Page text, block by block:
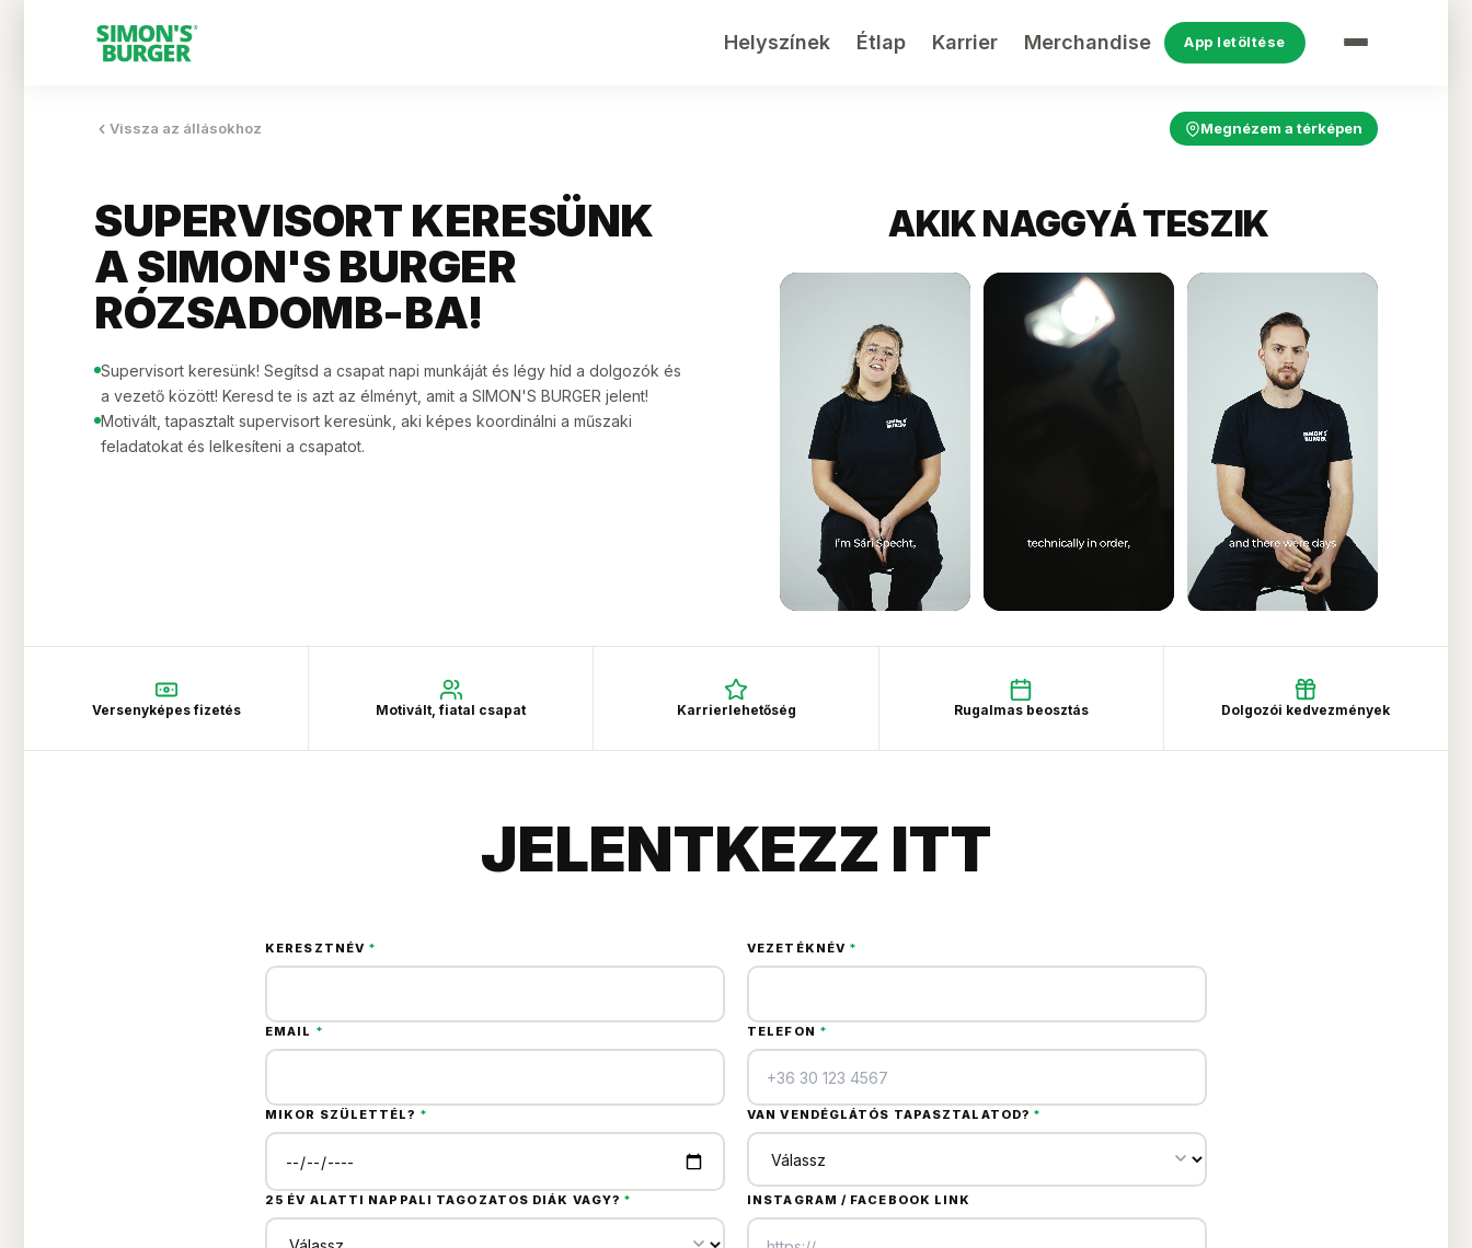
Helyszínek Étlap Karrier Merchandise App letöltése
Vissza az állásokhoz Megnézem a térképen
SUPERVISORT KERESÜNK
ASIMON'S BURGER
RÓZSADOMB-BA!
Supervisort keresünk! Segítsd a csapat napi munkáját és légy híd a dolgozók és
a vezető között! Keresd te is azt az élményt, amit a SIMON'S BURGER jelent!
Motivált, tapasztalt supervisort keresünk, aki képes koordinálni a műszaki
feladatokat és lelkesíteni a csapatot.
AKIK NAGGYÁ TESZIK
Versenyképes fizetés Motivált, fiatal csapat Karrierlehetőség Rugalmas beosztás Dolgozói kedvezmények
JELENTKEZZ ITT
KERESZTNÉV * VEZETÉKNÉV *
EMAIL * TELEFON *
MIKOR SZÜLETTÉL? * VAN VENDÉGLÁTÓS TAPASZTALATOD? *
25 ÉV ALATTI NAPPALI TAGOZATOS DIÁK VAGY? * INSTAGRAM / FACEBOOK LINK